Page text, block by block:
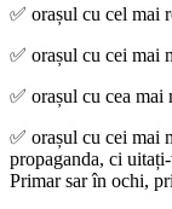
✅ orașul cu cel mai
✅ orașul cu cei mai
✅ orașul cu cea mai
✅ orașul cu cei mai
propaganda, ci
Primar sar în ochi,